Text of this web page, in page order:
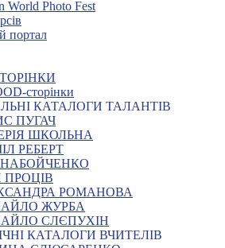
World Photo Fest
портал
сторінки
КАТАЛОГИ ТАЛАНТІВ
ПУГАЧ
ШКОЛЬНА
РЕБЕРТ
ПРОЦІВ
РОМАНОВА
ЖУРБА
СЛЄПУХІН
КАТАЛОГИ ВЧИТЕЛІВ